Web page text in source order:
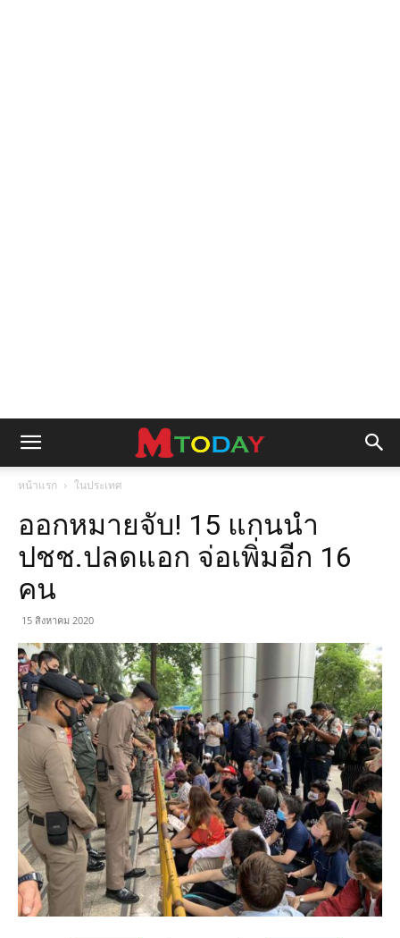
หน้าแรก ในประเทศ
ออกหมายจับ! 15 แกนนำ
ปชช.ปลดแอก จ่อเพิ่มอีก 16
คน
15 สิงหาคม 2020